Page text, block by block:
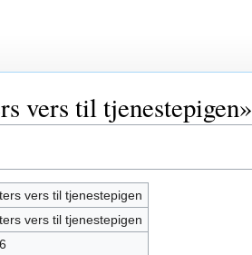
vers til tjenestepigen»
vers til tjenestepigen
vers til tjenestepigen